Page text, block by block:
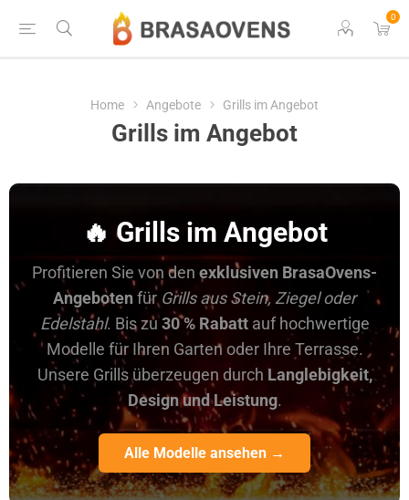
0
Home Angebote Grills im Angebot
Grills im Angebot
🔥 Grills im Angebot
Profitieren Sie von den exklusiven BrasaOvens-
Angeboten fürGrills aus Stein, Ziegel oder
Edelstahl. Bis zu30 % Rabattauf hochwertige
Modelle für Ihren Garten oder Ihre Terrasse.
Unsere Grills überzeugen durch Langlebigkeit,
Design und Leistung.
Alle Modelle ansehen →